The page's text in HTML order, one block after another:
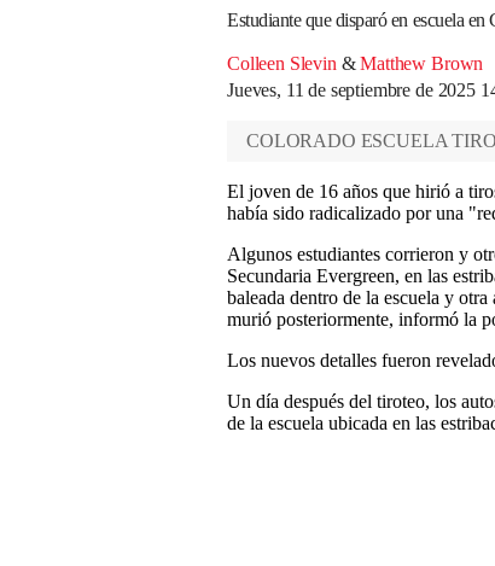
Estudiante que disparó en escuela
Colleen Slevin & Matthew Brown
Jueves, 11 de septiembre de 2025
COLORADO ESCUELA
El joven de 16 años que hirió a
había sido radicalizado por una
Algunos estudiantes corrieron y
Secundaria Evergreen, en las
baleada dentro de la escuela y
murió posteriormente, informó la
Los nuevos detalles fueron
Un día después del tiroteo, los
de la escuela ubicada en las